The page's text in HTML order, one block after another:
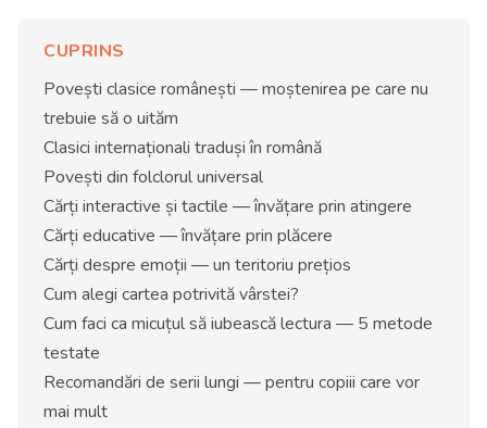
CUPRINS
Povești clasice românești — moștenirea pe care nu
trebuie să o uităm
Clasici internaționali traduși în română
Povești din folclorul universal
Cărți interactive și tactile — învățare prin atingere
Cărți educative — învățare prin plăcere
Cărți despre emoții — un teritoriu prețios
Cum alegi cartea potrivită vârstei?
Cum faci ca micuțul să iubească lectura — 5 metode
testate
Recomandări de serii lungi — pentru copiii care vor
mai mult